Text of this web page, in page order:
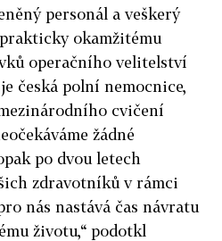
personál a veškerý
okamžitému
operačního velitelství
česká polní nemocnice,
cvičení
žádné
po dvou letech
zdravotníků v rámci
nás nastává čas návratu
životu,“ podotkl